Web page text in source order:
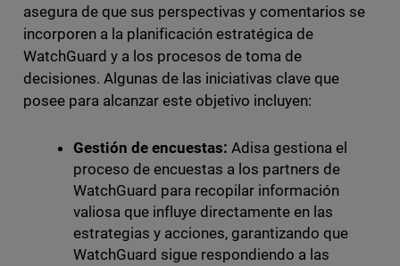
asegura de que sus perspectivas y comentarios se
incorporen a la planificación estratégica de
WatchGuard y a los procesos de toma de
decisiones. Algunas de las iniciativas clave que
posee para alcanzar este objetivo incluyen:
Gestión de encuestas: Adisa gestiona el
proceso de encuestas a los partners de
WatchGuard para recopilar información
valiosa que influye directamente en las
estrategias y acciones, garantizando que
WatchGuard sigue respondiendo a las